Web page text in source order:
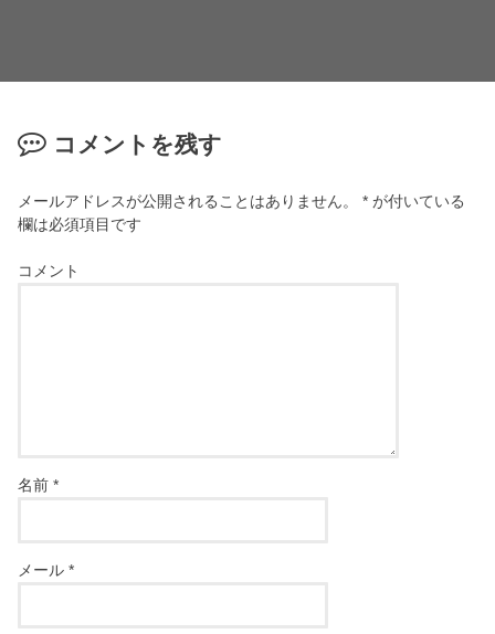
コメントを残す
メールアドレスが公開されることはありません。 * が付いている
欄は必須項目です
コメント
名前*
メール*